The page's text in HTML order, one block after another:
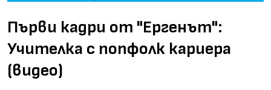
Video
Първи кадри от "Ергенът":
Учителка с попфолк кариера
(видео)